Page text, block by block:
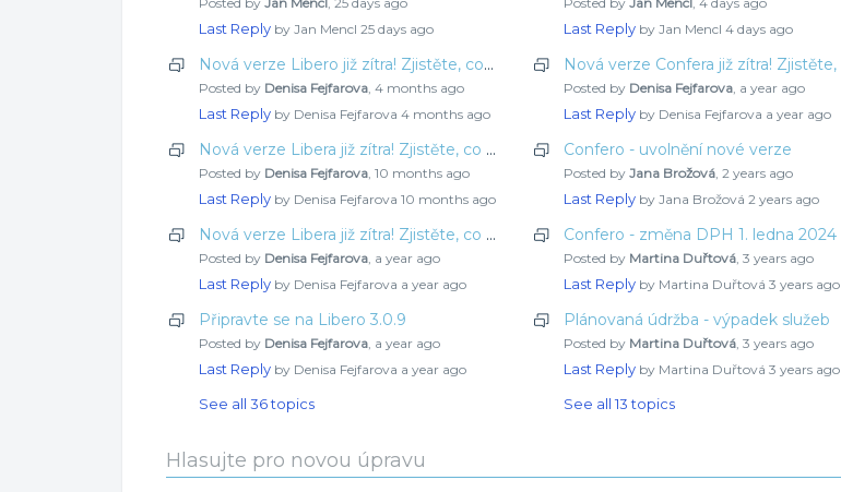
Last Reply by Jan Mencl 25 days ago
Nová verze Libero již zítra! Zjistěte, co jsme pro vás připravili tentokrát
Posted by Denisa Fejfarova 4 months ago
Last Reply by Denisa Fejfarova 4 months ago
Nová verze Libera již zítra! Zjistěte, co jsme pro vás připravili tentokrát
Posted by Denisa Fejfarova 10 months ago
Last Reply by Denisa Fejfarova 10 months ago
Nová verze Libera již zítra! Zjistěte, co jsme pro vás připravili tentokrát
Posted by Denisa Fejfarova a year ago
Last Reply by Denisa Fejfarova a year ago
Připravte se na Libero 3.0.9
Posted by Denisa Fejfarova a year ago
Last Reply by Denisa Fejfarova a year ago
See all 36 topics
Last Replyby Jan Mencl 4 days ago
Posted by Denisa Fejfarova, a year ago
Last Replyby Denisa Fejfarova a year ago
Confero - uvolnění nové verze
Posted by Jana Brožová, 2 years ago
Last Replyby Jana Brožová 2 years ago
Confero - změna DPH 1. ledna 2024
Posted by Martina Duřtová, 3 years ago
Last Replyby Martina Duřtová 3 years ago
Plánovaná údržba - výpadek služeb
Posted by Martina Duřtová, 3 years ago
Last Replyby Martina Duřtová 3 years ago
See all 13 topics
Hlasujte pro novou úpravu